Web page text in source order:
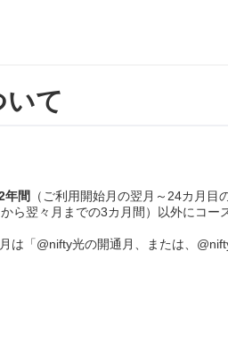
いて
年間
（ご利用開始月の翌月～24カ月目
ら翌々月までの3カ月間）以外にコー
は「@nifty光の開通月、または、